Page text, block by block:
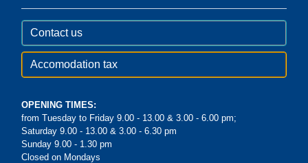
Contact us
Accomodation tax
OPENING TIMES:
from Tuesday to Friday 9.00 - 13.00 & 3.00 - 6.00 pm;
Saturday 9.00 - 13.00 & 3.00 - 6.30 pm
Sunday 9.00 - 1.30 pm
Closed on Mondays